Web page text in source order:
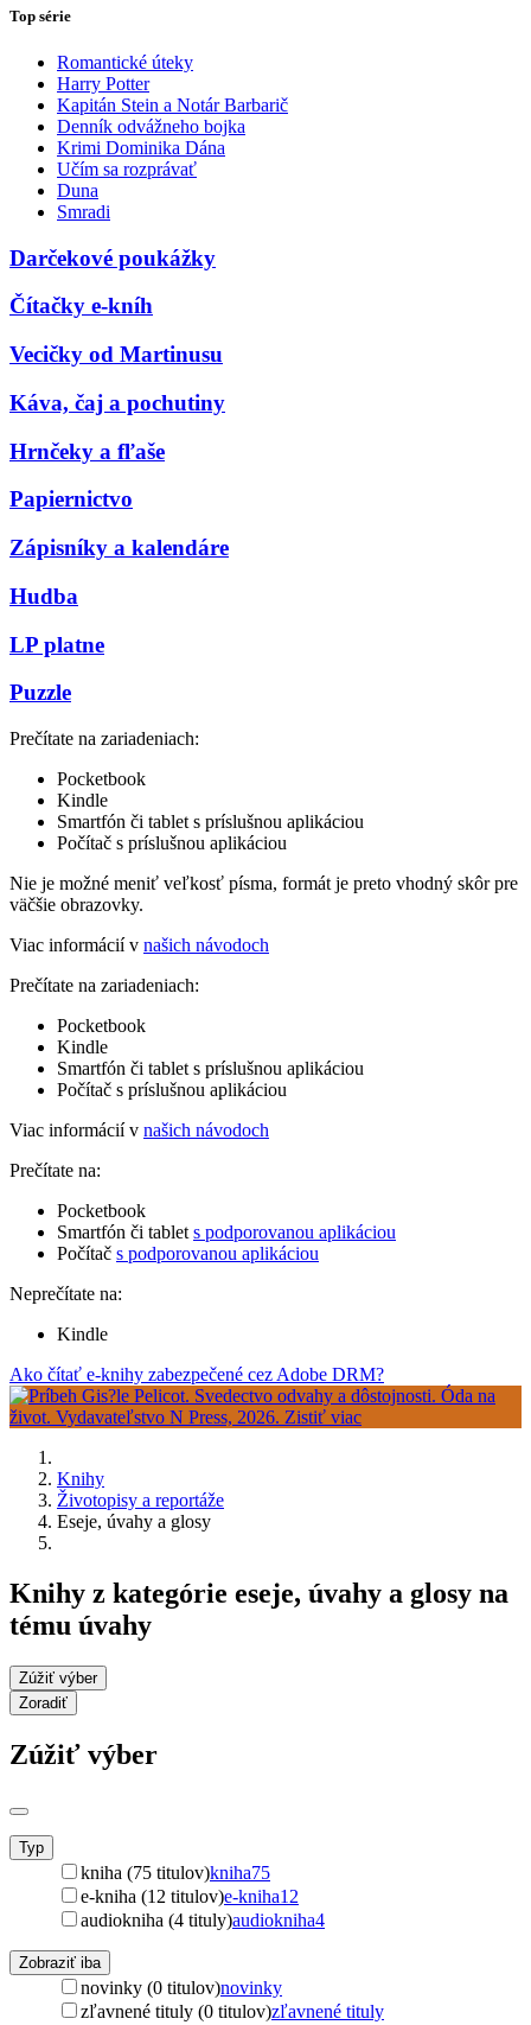
Top série
Romantické úteky
Harry Potter
Kapitán Stein a Notár Barbarič
Denník odvážneho bojka
Krimi Dominika Dána
Učím sa rozprávať
Duna
Smradi
Darčekové poukážky
Čítačky e-kníh
Vecičky od Martinusu
Káva, čaj a pochutiny
Hrnčeky a fľaše
Papiernictvo
Zápisníky a kalendáre
Hudba
LP platne
Puzzle
Prečítate na zariadeniach:
Pocketbook
Kindle
Smartfón či tablet s príslušnou aplikáciou
Počítač s príslušnou aplikáciou
Nie je možné meniť veľkosť písma, formát je preto vhodný skôr pre
väčšie obrazovky.
Viac informácií v našich návodoch
Prečítate na zariadeniach:
Pocketbook
Kindle
Smartfón či tablet s príslušnou aplikáciou
Počítač s príslušnou aplikáciou
Viac informácií v našich návodoch
Prečítate na:
Pocketbook
Smartfón či tablet s podporovanou aplikáciou
Počítač s podporovanou aplikáciou
Neprečítate na:
Kindle
Ako čítať e-knihy zabezpečené cez Adobe DRM?
Knihy
Životopisy a reportáže
Eseje, úvahy a glosy
Knihy z kategórie eseje, úvahy a glosy na
tému úvahy
Zúžiť výber
Zoradiť
Zúžiť výber
Typ
kniha (75 titulov)kniha75
e-kniha (12 titulov)e-kniha12
audiokniha (4 tituly)audiokniha4
Zobraziť iba
novinky (0 titulov)novinky
zľavnené tituly (0 titulov)zľavnené tituly